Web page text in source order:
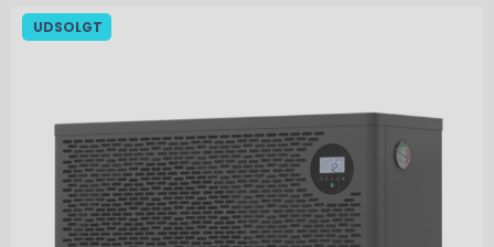
UDSOLGT